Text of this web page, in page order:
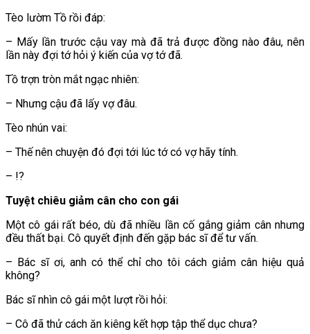
Tèo lườm Tồ rồi đáp:
– Mấy lần trước cậu vay mà đã trả được đồng nào đâu, nên
lần này đợi tớ hỏi ý kiến của vợ tớ đã.
Tồ trợn tròn mắt ngạc nhiên:
– Nhưng cậu đã lấy vợ đâu.
Tèo nhún vai:
– Thế nên chuyện đó đợi tới lúc tớ có vợ hãy tính.
– !?
Tuyệt chiêu giảm cân cho con gái
Một cô gái rất béo, dù đã nhiều lần cố gắng giảm cân nhưng
đều thất bại. Cô quyết định đến gặp bác sĩ để tư vấn.
– Bác sĩ ơi, anh có thể chỉ cho tôi cách giảm cân hiệu quả
không?
Bác sĩ nhìn cô gái một lượt rồi hỏi:
– Cô đã thử cách ăn kiêng kết hợp tập thể dục chưa?